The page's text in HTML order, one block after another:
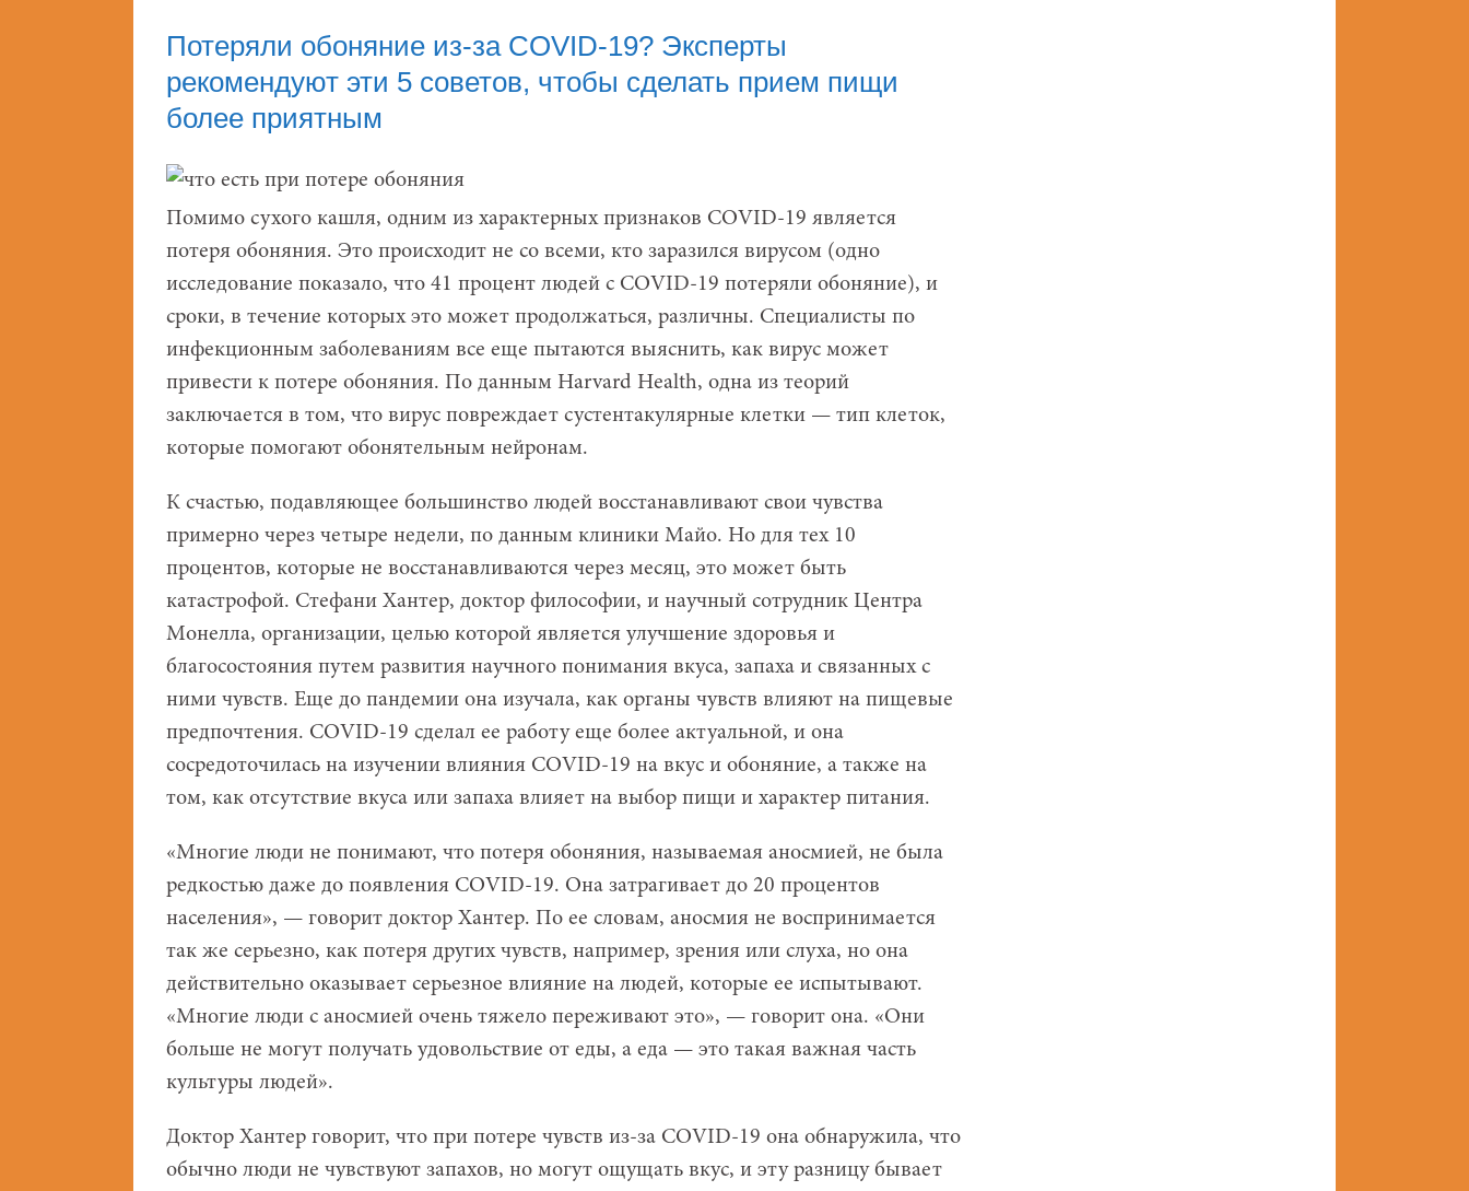
Потеряли обоняние из-за COVID-19? Эксперты
рекомендуют эти 5 советов, чтобы сделать прием пищи
более приятным
Помимо сухого кашля, одним из характерных признаков COVID-19 является
потеря обоняния. Это происходит не со всеми, кто заразился вирусом (одно
исследование показало, что 41 процент людей с COVID-19 потеряли обоняние), и
сроки, в течение которых это может продолжаться, различны. Специалисты по
инфекционным заболеваниям все еще пытаются выяснить, как вирус может
привести к потере обоняния. По данным Harvard Health, одна из теорий
заключается в том, что вирус повреждает сустентакулярные клетки — тип клеток,
которые помогают обонятельным нейронам.
К счастью, подавляющее большинство людей восстанавливают свои чувства
примерно через четыре недели, по данным клиники Майо. Но для тех 10
процентов, которые не восстанавливаются через месяц, это может быть
катастрофой. Стефани Хантер, доктор философии, и научный сотрудник Центра
Монелла, организации, целью которой является улучшение здоровья и
благосостояния путем развития научного понимания вкуса, запаха и связанных с
ними чувств. Еще до пандемии она изучала, как органы чувств влияют на пищевые
предпочтения. COVID-19 сделал ее работу еще более актуальной, и она
сосредоточилась на изучении влияния COVID-19 на вкус и обоняние, а также на
том, как отсутствие вкуса или запаха влияет на выбор пищи и характер питания.
«Многие люди не понимают, что потеря обоняния, называемая аносмией, не была
редкостью даже до появления COVID-19. Она затрагивает до 20 процентов
населения», — говорит доктор Хантер. По ее словам, аносмия не воспринимается
так же серьезно, как потеря других чувств, например, зрения или слуха, но она
действительно оказывает серьезное влияние на людей, которые ее испытывают.
«Многие люди с аносмией очень тяжело переживают это», — говорит она. «Они
больше не могут получать удовольствие от еды, а еда — это такая важная часть
культуры людей».
Доктор Хантер говорит, что при потере чувств из-за COVID-19 она обнаружила, что
обычно люди не чувствуют запахов, но могут ощущать вкус, и эту разницу бывает